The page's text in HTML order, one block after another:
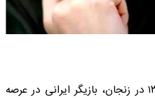
خاطره حاتمی، متولد ۲۴ شهریور ۱۳۶۲ در زنجان، بازیگر ایرانی در عرصه